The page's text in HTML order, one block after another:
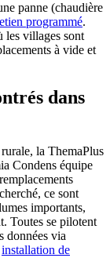
panne (chaudière
programmé.
les villages sont
à vide et
dans
la ThemaPlus
Condens équipe
ce sont
importants,
Toutes se pilotent
données via
installation de